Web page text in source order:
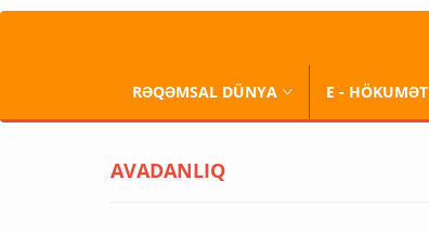
RƏQƏMSAL DÜNYA E - HÖKUMƏT
AVADANLIQ